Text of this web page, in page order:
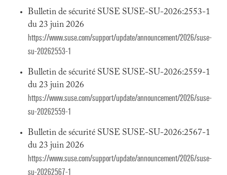
Bulletin de sécurité SUSE SUSE-SU-2026:2553-1
du 23 juin 2026
https://www.suse.com/support/update/announcement/2026/suse-
su-20262553-1
Bulletin de sécurité SUSE SUSE-SU-2026:2559-1
du 23 juin 2026
https://www.suse.com/support/update/announcement/2026/suse-
su-20262559-1
Bulletin de sécurité SUSE SUSE-SU-2026:2567-1
du 23 juin 2026
https://www.suse.com/support/update/announcement/2026/suse-
su-20262567-1